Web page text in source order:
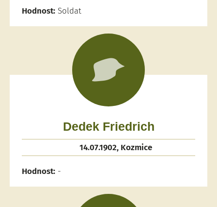
Hodnost: Soldat
Dedek Friedrich
14.07.1902, Kozmice
Hodnost: -